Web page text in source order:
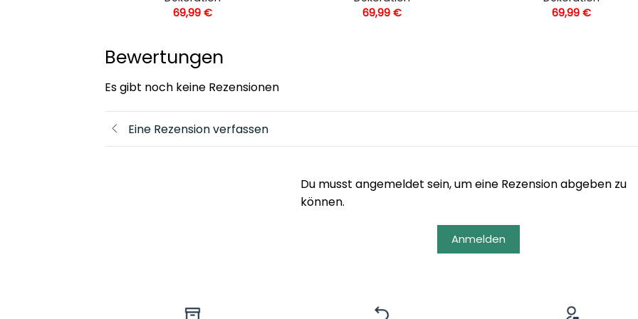
69,99 €
69,99 €
69,99€
Bewertungen
Es gibt noch keine Rezensionen
Eine Rezension verfassen
Du musst angemeldet sein, um eine Rezension abgeben zu
können.
Anmelden